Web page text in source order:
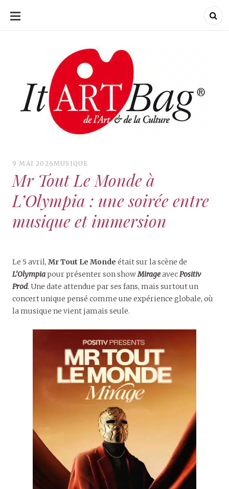
ALLER
CONTENU
ItArtBag
ItArtBag
9 MAI 2026 MUSIQUE
Mr Tout Le Monde à
L’Olympia : une soirée entre
musique et immersion
Le 5 avril, Mr Tout Le Monde était sur la scène de
L’Olympiapour présenter son showMirageavecPositiv
Prod. Une date attendue par ses fans, mais surtout un
concert unique pensé comme une expérience globale, où
la musique ne vient jamais seule.